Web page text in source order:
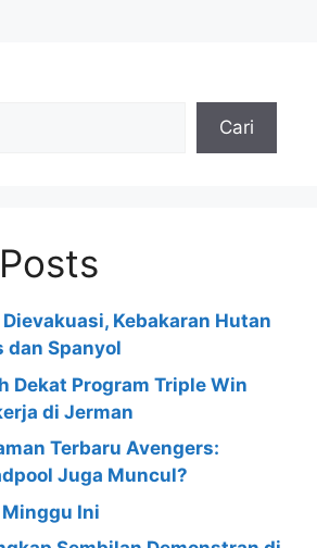
Cari
Kebakaran Hutan
dan Spanyol
Dekat Program Triple Win
di Jerman
Terbaru Avengers:
Juga Muncul?
Ini